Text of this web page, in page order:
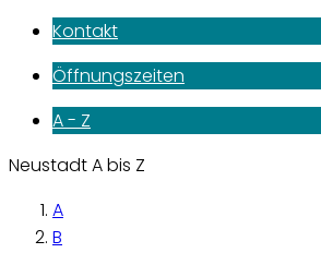
Kontakt
Öffnungszeiten
A - Z
Neustadt A bis Z
A
B